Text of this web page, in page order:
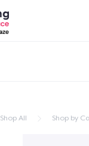
Shop All Shop by